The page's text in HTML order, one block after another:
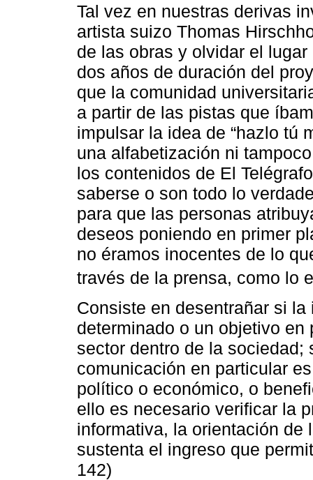
Tal vez en nuestras derivas
artista suizo Thomas
de las obras y olvidar el
dos años de duración del
que la comunidad
a partir de las pistas que
impulsar la idea de “hazlo tú
una alfabetización ni
los contenidos de El
saberse o son todo lo
para que las personas
deseos poniendo en primer
no éramos inocentes de lo
través de la prensa, como lo
Consiste en desentrañar si
determinado o un objetivo
sector dentro de la
comunicación en particular
político o económico, o
ello es necesario verificar la
informativa, la orientación
sustenta el ingreso que
142)